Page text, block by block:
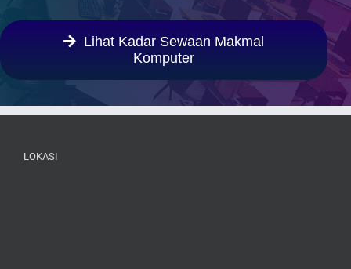
Lihat Kadar Sewaan Makmal
Komputer
LOKASI